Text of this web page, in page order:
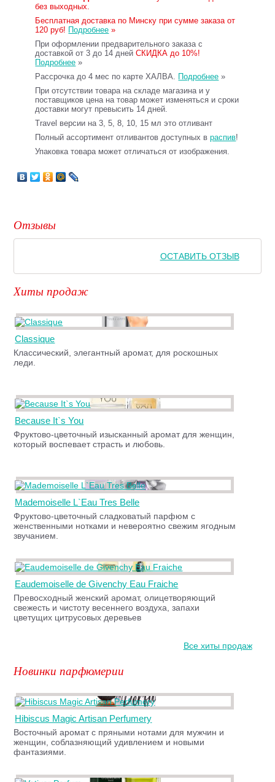
без выходных.
Бесплатная доставка по Минску при сумме заказа от
120 руб! Подробнее »
При оформлении предварительного заказа с
доставкой от 3 до 14 днейСКИДКА до 10%!
Подробнее »
Рассрочка до 4 мес по карте ХАЛВА. Подробнее »
При отсутствии товара на складе магазина и у
поставщиков цена на товар может изменяться и сроки
доставки могут превысить 14 дней.
Travel версии на 3, 5, 8, 10, 15 мл это отливант
Полный ассортимент отливантов доступных враспив!
Упаковка товара может отличаться от изображения.
Отзывы
ОСТАВИТЬ ОТЗЫВ
Хиты продаж
Classique
Классический, элегантный аромат, для роскошных
леди.
Because It`s You
Фруктово-цветочный изысканный аромат для женщин,
который воспевает страсть и любовь.
Mademoiselle L`Eau Tres Belle
Фруктово-цветочный сладковатый парфюм с
женственными нотками и невероятно свежим ягодным
звучанием.
Eaudemoiselle de Givenchy Eau Fraiche
Превосходный женский аромат, олицетворяющий
свежесть и чистоту весеннего воздуха, запахи
цветущих цитрусовых деревьев
Все хиты продаж
Новинки парфюмерии
Hibiscus Magic Artisan Perfumery
Восточный аромат с пряными нотами для мужчин и
женщин, соблазняющий удивлением и новыми
фантазиями.